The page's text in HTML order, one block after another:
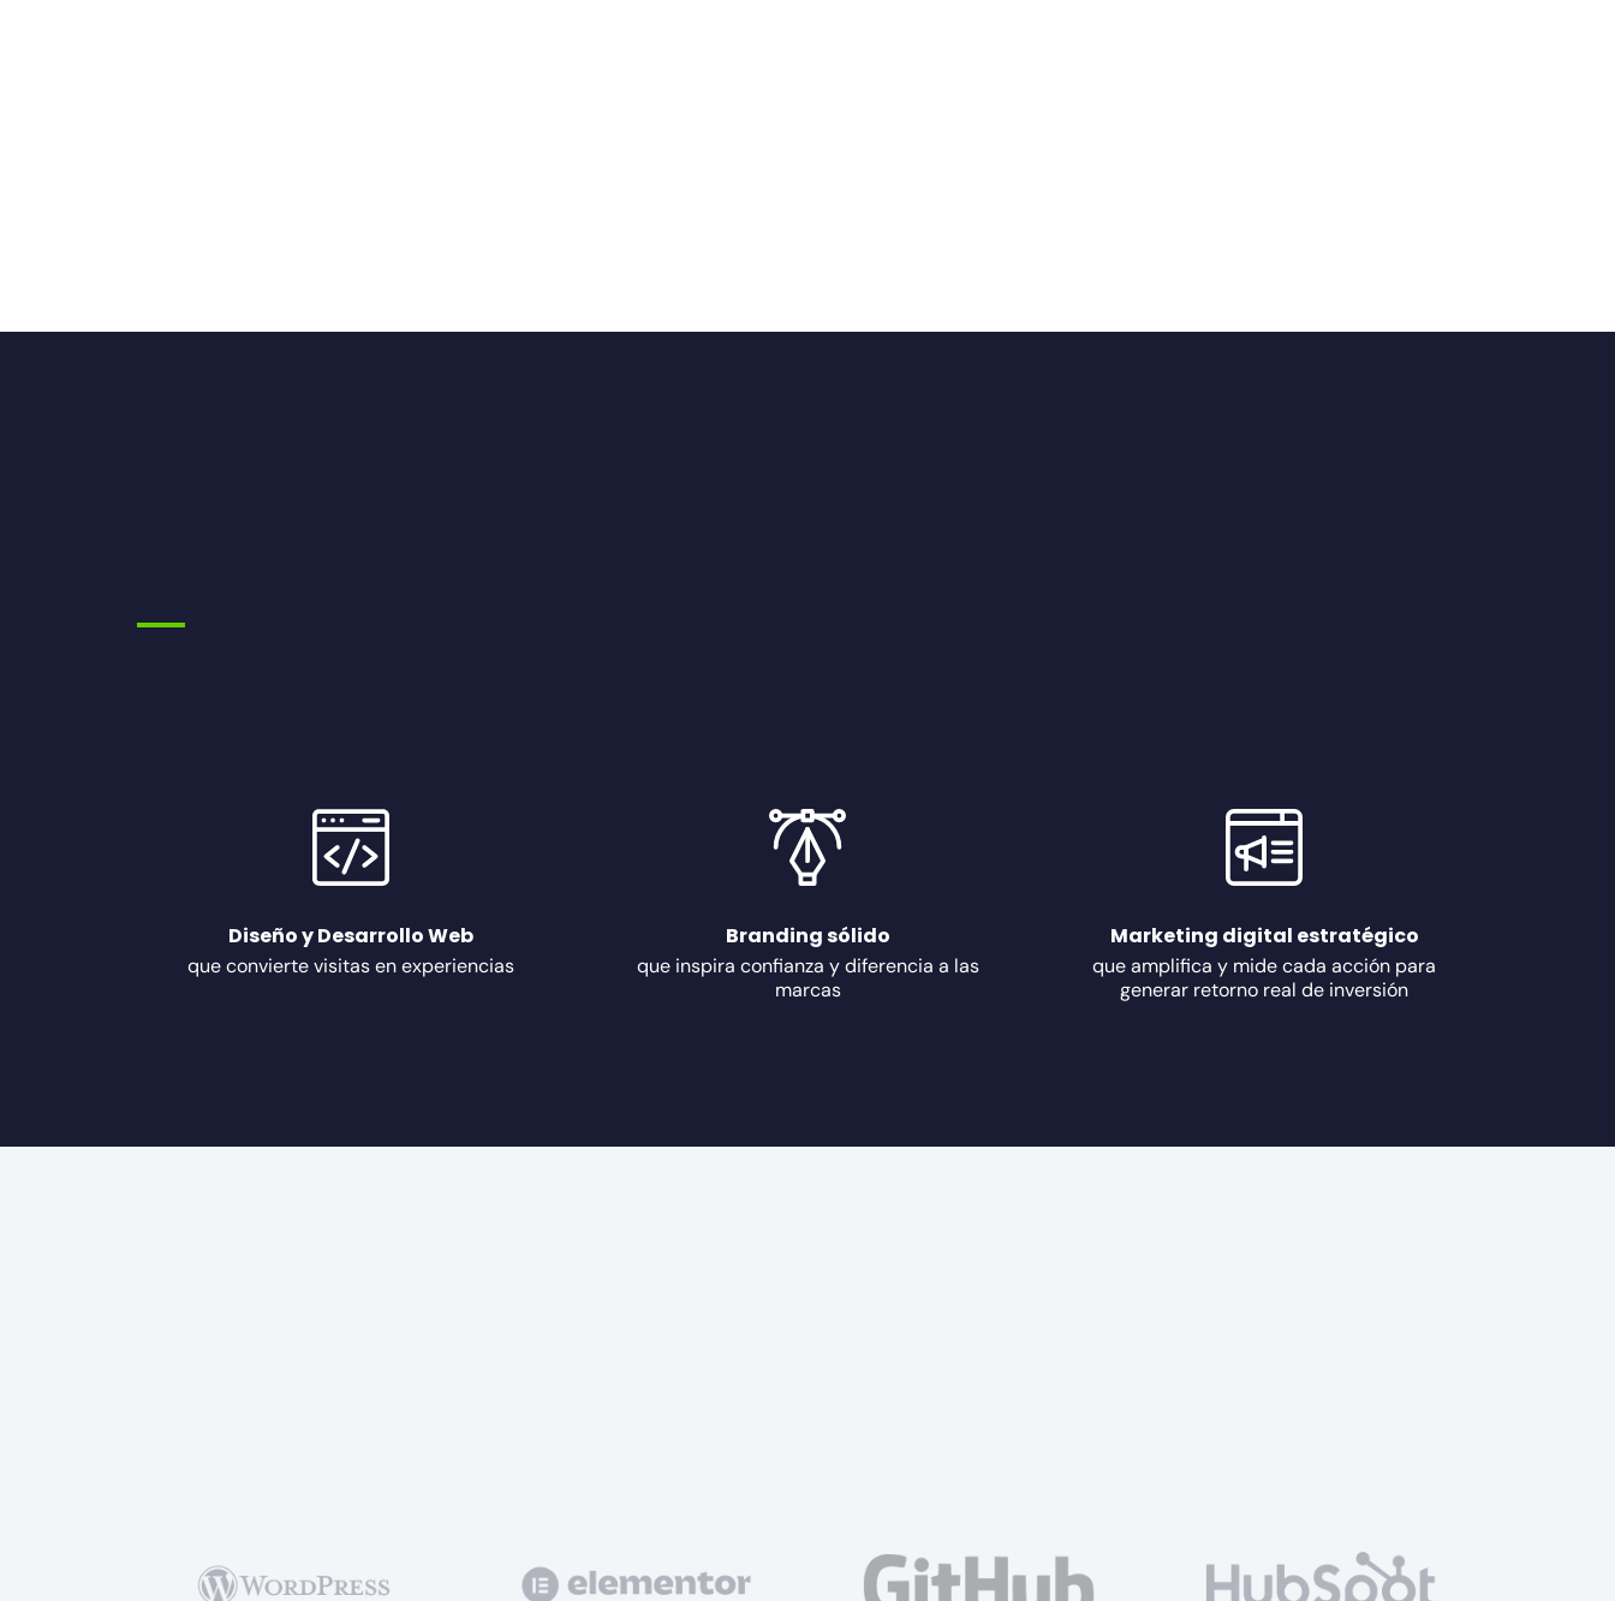
Diseño y Desarrollo Web
que convierte visitas en experiencias
Branding sólido
que inspira confianza y diferencia a las
marcas
Marketing digital estratégico
que amplifica y mide cada acción para
generar retorno real de inversión